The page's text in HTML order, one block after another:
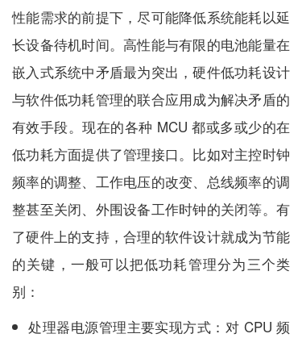
性能需求的前提下，尽可能降低系统能耗以延
长设备待机时间。高性能与有限的电池能量在
嵌入式系统中矛盾最为突出，硬件低功耗设计
与软件低功耗管理的联合应用成为解决矛盾的
有效手段。现在的各种 MCU 都或多或少的在
低功耗方面提供了管理接口。比如对主控时钟
频率的调整、工作电压的改变、总线频率的调
整甚至关闭、外围设备工作时钟的关闭等。有
了硬件上的支持，合理的软件设计就成为节能
的关键，一般可以把低功耗管理分为三个类
别：
处理器电源管理主要实现方式：对 CPU 频